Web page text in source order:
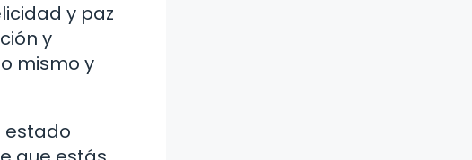
y paz
y
mismo y
estado